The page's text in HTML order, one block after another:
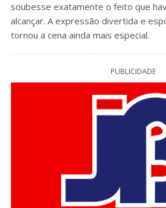
soubesse exatamente o feito que
alcançar. A expressão divertida e
tornou a cena ainda mais especial.
PUBLICIDADE